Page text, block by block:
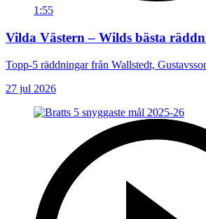
1:55
Vilda Västern – Wilds bästa
Topp-5 räddningar från Wallstedt,
27 jul 2026